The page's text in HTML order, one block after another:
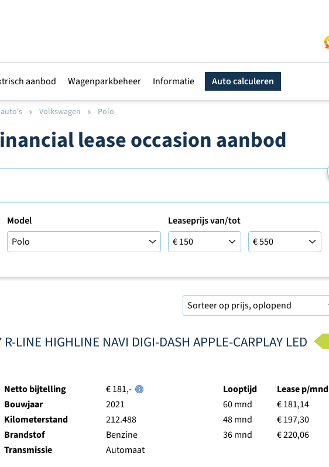
aanbod Wagenparkbeheer Informatie Auto calculeren
Volkswagen Polo
lease occasion aanbod
Model
Leaseprijs van/tot
Leaseprijs tot
LINE HIGHLINE NAVI DIGI-DASH APPLE-CARPLAY LED
Netto bijtelling
€ 181,-
Bouwjaar
2021
Kilometerstand
212.488
Brandstof
Benzine
Transmissie
Automaat
Looptijd
60 mnd
48 mnd
36 mnd
Lease p/mnd
€ 181,14
€ 197,30
€ 220,06